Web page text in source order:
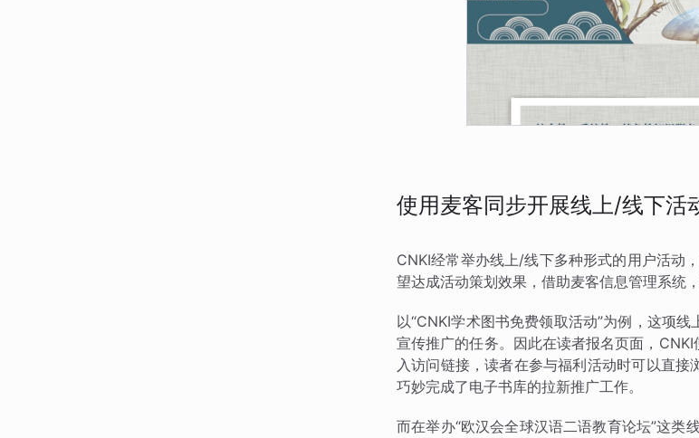
使用麦客同步开展线上/线下活
CNKI经常举办线上/线下多种形式的用户活动
望达成活动策划效果，借助麦客信息管理系统
以“CNKI学术图书免费领取活动”为例，这项
宣传推广的任务。因此在读者报名页面，
入访问链接，读者在参与福利活动时可以直
巧妙完成了电子书库的拉新推广工作。
而在举办“欧汉会全球汉语二语教育论坛”这类